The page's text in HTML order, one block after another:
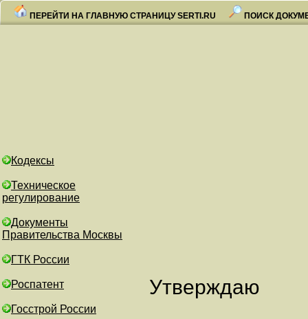
ПЕРЕЙТИ НА ГЛАВНУЮ СТРАНИЦУ SERTI.RU ПОИСК
Кодексы
Техническое
регулирование
Документы
Правительства Москвы
ГТК России
Роспатент
Госстрой России
Утверждаю